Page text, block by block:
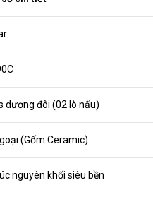
dương đôi (02 lò nấu)
(Gốm Ceramic)
nguyên khối siêu bền